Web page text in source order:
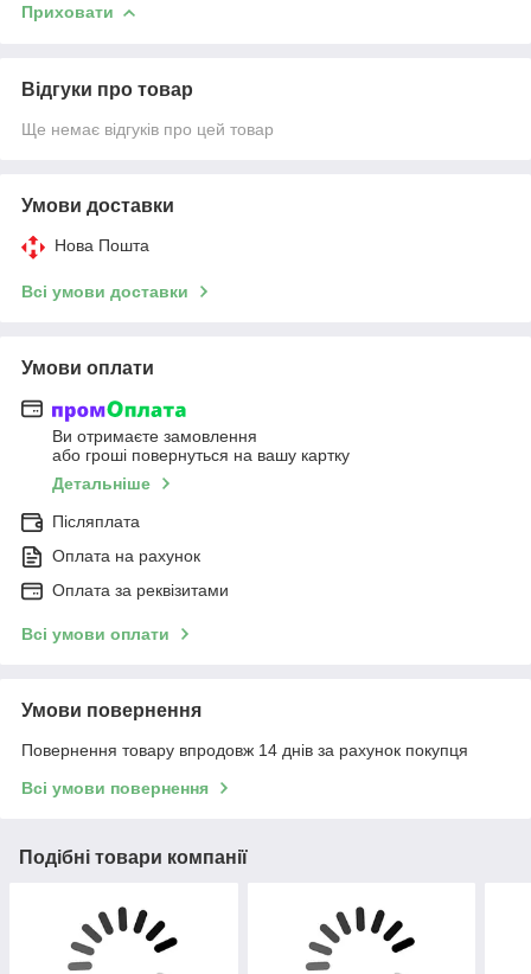
Приховати
Відгуки про товар
Ще немає відгуків про цей товар
Умови доставки
Нова Пошта
Всі умови доставки
Умови оплати
Ви отримаєте замовлення
або гроші повернуться на вашу картку
Детальніше
Післяплата
Оплата на рахунок
Оплата за реквізитами
Всі умови оплати
Умови повернення
Повернення товару впродовж 14 днів за рахунок покупця
Всі умови повернення
Подібні товари компанії